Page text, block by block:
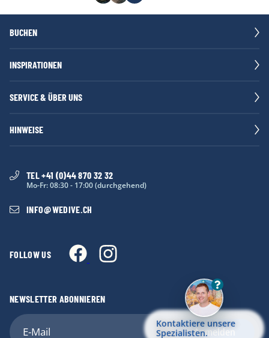
Kontaktiere unsere
Spezialisten.
BUCHEN
INSPIRATIONEN
SERVICE & ÜBER UNS
HINWEISE
TEL +41 (0)44 870 32 32
Mo-Fr: 08:30 - 17:00 (durchgehend)
INFO@WEDIVE.CH
FOLLOW US
NEWSLETTER ABONNIEREN
Anmelden